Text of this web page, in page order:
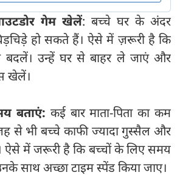
गेम खेलें: बच्चे घर के अंदर
हो सकते हैं। ऐसे में ज़रूरी है कि
बदलें। उन्हें घर से बाहर ले जाएं और
खेलें।
बताएं: कई बार माता-पिता का कम
से भी बच्चे काफी ज्यादा गुस्सैल और
ऐसे में जरूरी है कि बच्चों के लिए समय
साथ अच्छा टाइम स्पेंड किया जाए।